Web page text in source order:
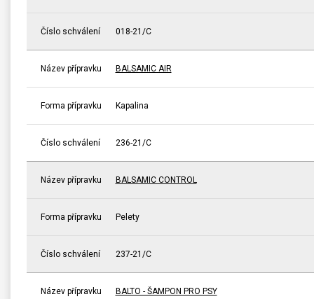
Číslo schválení 018-21/C
Název přípravku BALSAMIC AIR
Forma přípravku Kapalina
Číslo schválení 236-21/C
Název přípravku BALSAMIC CONTROL
Forma přípravku Pelety
Číslo schválení 237-21/C
Název přípravku BALTO - ŠAMPON PRO PSY